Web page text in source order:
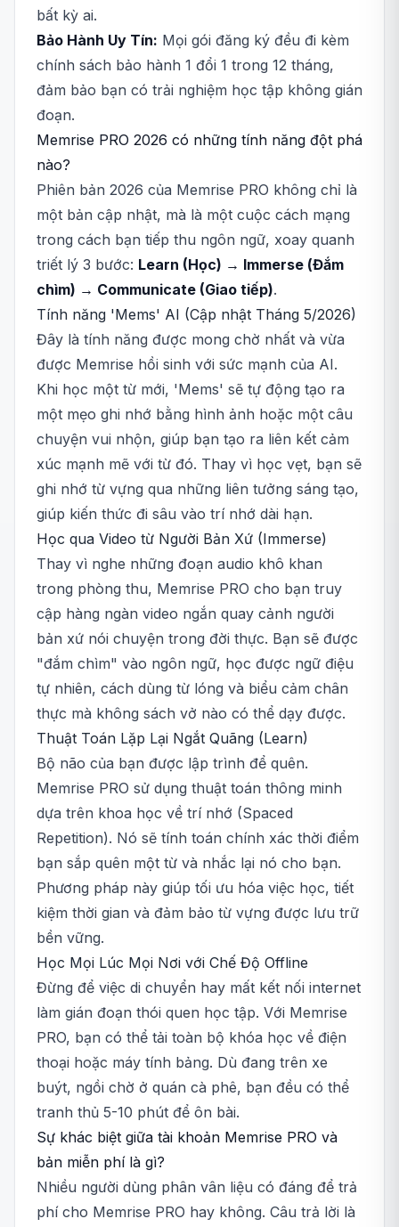
bất kỳ ai.
Bảo Hành Uy Tín: Mọi gói đăng ký đều đi kèm
chính sách bảo hành 1 đổi 1 trong 12 tháng,
đảm bảo bạn có trải nghiệm học tập không gián
đoạn.
Memrise PRO 2026 có những tính năng đột phá
nào?
Phiên bản 2026 của Memrise PRO không chỉ là
một bản cập nhật, mà là một cuộc cách mạng
trong cách bạn tiếp thu ngôn ngữ, xoay quanh
triết lý 3 bước: Learn (Học) → Immerse (Đắm
chìm) → Communicate (Giao tiếp).
Tính năng 'Mems' AI (Cập nhật Tháng 5/2026)
Đây là tính năng được mong chờ nhất và vừa
được Memrise hồi sinh với sức mạnh của AI.
Khi học một từ mới, 'Mems' sẽ tự động tạo ra
một mẹo ghi nhớ bằng hình ảnh hoặc một câu
chuyện vui nhộn, giúp bạn tạo ra liên kết cảm
xúc mạnh mẽ với từ đó. Thay vì học vẹt, bạn sẽ
ghi nhớ từ vựng qua những liên tưởng sáng tạo,
giúp kiến thức đi sâu vào trí nhớ dài hạn.
Học qua Video từ Người Bản Xứ (Immerse)
Thay vì nghe những đoạn audio khô khan
trong phòng thu, Memrise PRO cho bạn truy
cập hàng ngàn video ngắn quay cảnh người
bản xứ nói chuyện trong đời thực. Bạn sẽ được
"đắm chìm" vào ngôn ngữ, học được ngữ điệu
tự nhiên, cách dùng từ lóng và biểu cảm chân
thực mà không sách vở nào có thể dạy được.
Thuật Toán Lặp Lại Ngắt Quãng (Learn)
Bộ não của bạn được lập trình để quên.
Memrise PRO sử dụng thuật toán thông minh
dựa trên khoa học về trí nhớ (Spaced
Repetition). Nó sẽ tính toán chính xác thời điểm
bạn sắp quên một từ và nhắc lại nó cho bạn.
Phương pháp này giúp tối ưu hóa việc học, tiết
kiệm thời gian và đảm bảo từ vựng được lưu trữ
bền vững.
Học Mọi Lúc Mọi Nơi với Chế Độ Offline
Đừng để việc di chuyển hay mất kết nối internet
làm gián đoạn thói quen học tập. Với Memrise
PRO, bạn có thể tải toàn bộ khóa học về điện
thoại hoặc máy tính bảng. Dù đang trên xe
buýt, ngồi chờ ở quán cà phê, bạn đều có thể
tranh thủ 5-10 phút để ôn bài.
Sự khác biệt giữa tài khoản Memrise PRO và
bản miễn phí là gì?
Nhiều người dùng phân vân liệu có đáng để trả
phí cho Memrise PRO hay không. Câu trả lời là